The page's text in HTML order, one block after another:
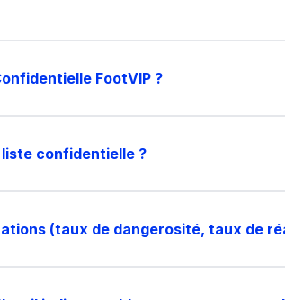
FootVIP ?
confidentielle ?
(taux de dangerosité, taux de